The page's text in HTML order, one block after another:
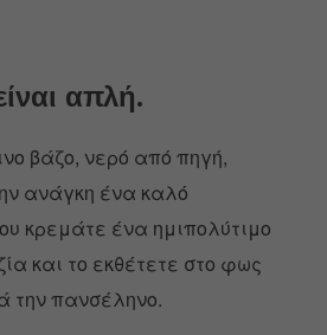
απλή.
βάζο, νερό από πηγή,
ανάγκη ένα καλό
κρεμάτε ένα ημιπολύτιμο
και το εκθέτετε στο φως
την πανσέληνο.